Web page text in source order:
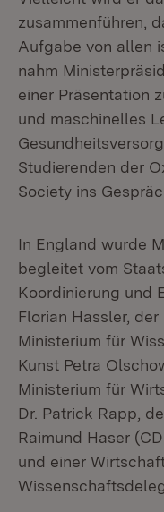
zusammenführen,
Aufgabe von allen
nahm
einer Präsentation
und maschinelles
Studierenden der
Society ins
In England wurde
begleitet vom
Koordinierung und
Florian Hassler,
Ministerium für
Kunst Petra
Ministerium für
Dr. Patrick Rapp,
Raimund Haser
und einer